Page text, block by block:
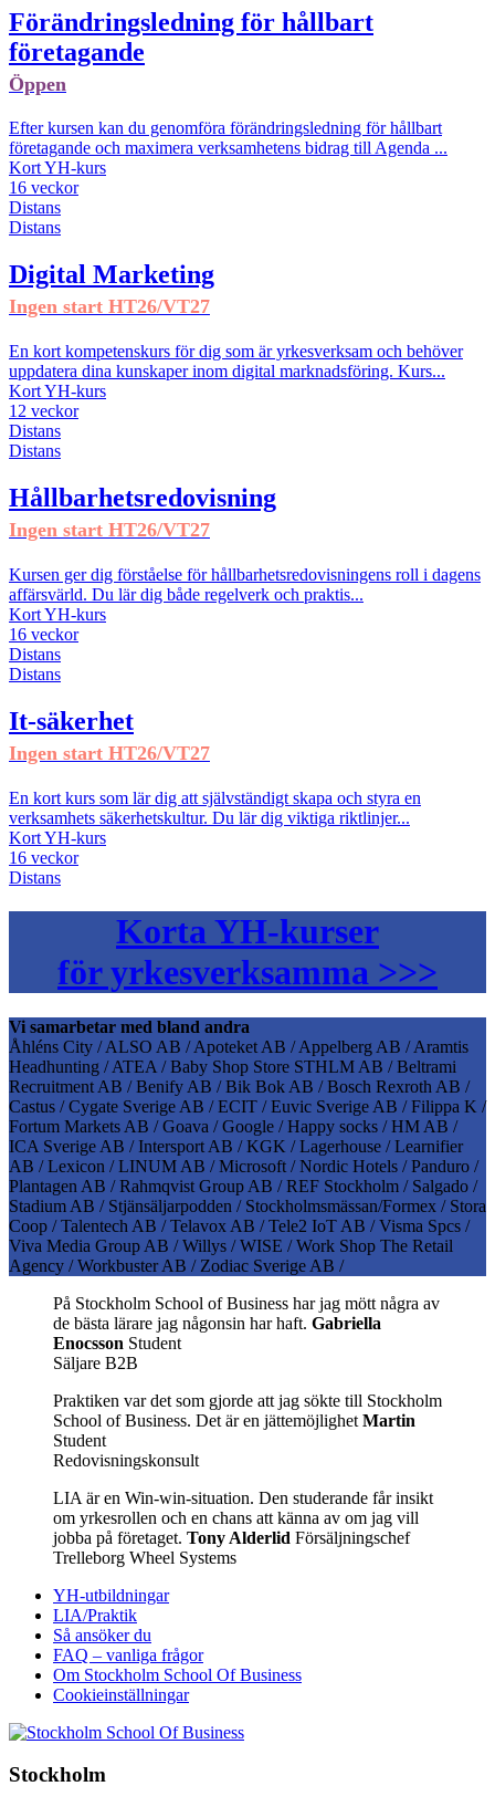
Förändringsledning för hållbart
företagande
Öppen
Efter kursen kan du genomföra förändringsledning för hållbart
företagande och maximera verksamhetens bidrag till Agenda ...
Kort YH-kurs
16 veckor
Distans
Distans
Digital Marketing
Ingen start HT26/VT27
En kort kompetenskurs för dig som är yrkesverksam och behöver
uppdatera dina kunskaper inom digital marknadsföring. Kurs...
Kort YH-kurs
12 veckor
Distans
Distans
Hållbarhetsredovisning
Ingen start HT26/VT27
Kursen ger dig förståelse för hållbarhetsredovisningens roll i dagens
affärsvärld. Du lär dig både regelverk och praktis...
Kort YH-kurs
16 veckor
Distans
Distans
It-säkerhet
Ingen start HT26/VT27
En kort kurs som lär dig att självständigt skapa och styra en
verksamhets säkerhetskultur. Du lär dig viktiga riktlinjer...
Kort YH-kurs
16 veckor
Distans
Korta YH-kurser
för yrkesverksamma >>>
Vi samarbetar med bland andra
Åhléns City / ALSO AB / Apoteket AB / Appelberg AB / Aramtis
Headhunting / ATEA / Baby Shop Store STHLM AB / Beltrami
Recruitment AB / Benify AB / Bik Bok AB / Bosch Rexroth AB /
Castus / Cygate Sverige AB / ECIT / Euvic Sverige AB / Filippa K /
Fortum Markets AB / Goava / Google / Happy socks / HM AB /
ICA Sverige AB / Intersport AB / KGK / Lagerhouse / Learnifier
AB / Lexicon / LINUM AB / Microsoft / Nordic Hotels / Panduro /
Plantagen AB / Rahmqvist Group AB / REF Stockholm / Salgado /
Stadium AB / Stjänsäljarpodden / Stockholmsmässan/Formex / Stora
Coop / Talentech AB / Telavox AB / Tele2 IoT AB / Visma Spcs /
Viva Media Group AB / Willys / WISE / Work Shop The Retail
Agency / Workbuster AB / Zodiac Sverige AB /
På Stockholm School of Business har jag mött några av
de bästa lärare jag någonsin har haft. Gabriella
Enocsson Student
Säljare B2B
Praktiken var det som gjorde att jag sökte till Stockholm
School of Business. Det är en jättemöjlighet Martin
Student
Redovisningskonsult
LIA är en Win-win-situation. Den studerande får insikt
om yrkesrollen och en chans att känna av om jag vill
jobba på företaget. Tony Alderlid Försäljningschef
Trelleborg Wheel Systems
YH-utbildningar
LIA/Praktik
Så ansöker du
FAQ – vanliga frågor
Om Stockholm School Of Business
Cookieinställningar
Stockholm